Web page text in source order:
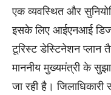
एक व्यवस्थित और
इसके लिए आईएनआई
टूरिस्ट डेस्टिनेशन प्लान
माननीय मुख्यमंत्री के
जा रही है।